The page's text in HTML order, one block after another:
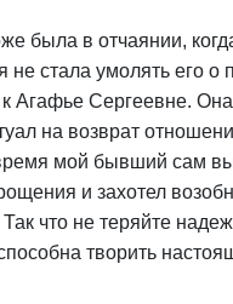
была в отчаянии,
не стала умолять его о
к Агафье Сергеевне.
на возврат
мой бывший сам
и захотел
что не теряйте
творить